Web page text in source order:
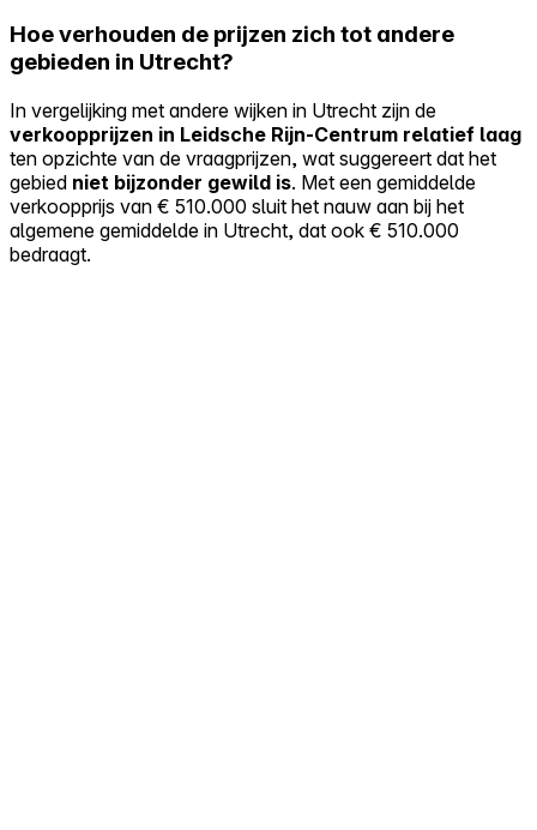
Hoe verhouden de prijzen zich tot andere
gebieden in Utrecht?
In vergelijking met andere wijken in Utrecht zijn de
verkoopprijzen in Leidsche Rijn-Centrum relatief laag
ten opzichte van de vraagprijzen, wat suggereert dat het
gebied niet bijzonder gewild is. Met een gemiddelde
verkoopprijs van € 510.000 sluit het nauw aan bij het
algemene gemiddelde in Utrecht, dat ook € 510.000
bedraagt.